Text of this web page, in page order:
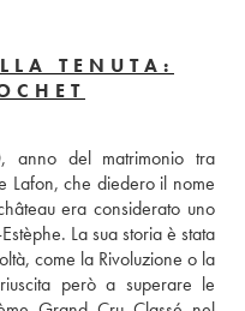
TENUTA:
anno del matrimonio tra
Lafon, che diedero il nome
era considerato uno
La sua storia è stata
come la Rivoluzione o la
però a superare le